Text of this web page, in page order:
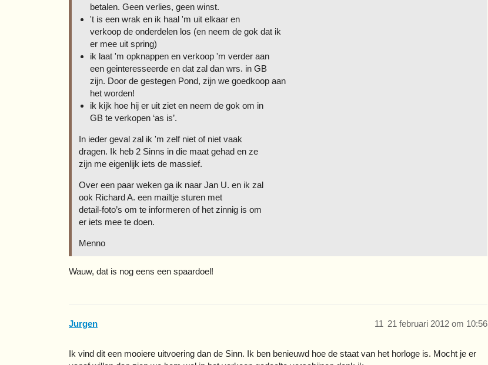
betalen. Geen verlies, geen winst.
't is een wrak en ik haal 'm uit elkaar en
verkoop de onderdelen los (en neem de gok dat ik
er mee uit spring)
ik laat 'm opknappen en verkoop 'm verder aan
een geinteresseerde en dat zal dan wrs. in GB
zijn. Door de gestegen Pond, zijn we goedkoop aan
het worden!
ik kijk hoe hij er uit ziet en neem de gok om in
GB te verkopen ‘as is’.
In ieder geval zal ik 'm zelf niet of niet vaak
dragen. Ik heb 2 Sinns in die maat gehad en ze
zijn me eigenlijk iets de massief.
Over een paar weken ga ik naar Jan U. en ik zal
ook Richard A. een mailtje sturen met
detail-foto’s om te informeren of het zinnig is om
er iets mee te doen.
Menno
Wauw, dat is nog eens een spaardoel!
Jurgen 21 februari 2012 om 10:56
11
Ik vind dit een mooiere uitvoering dan de Sinn. Ik ben benieuwd hoe de staat van het horloge is. Mocht je er